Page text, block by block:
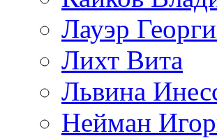
Лауэр
Лихт Вита
Львина
Нейман